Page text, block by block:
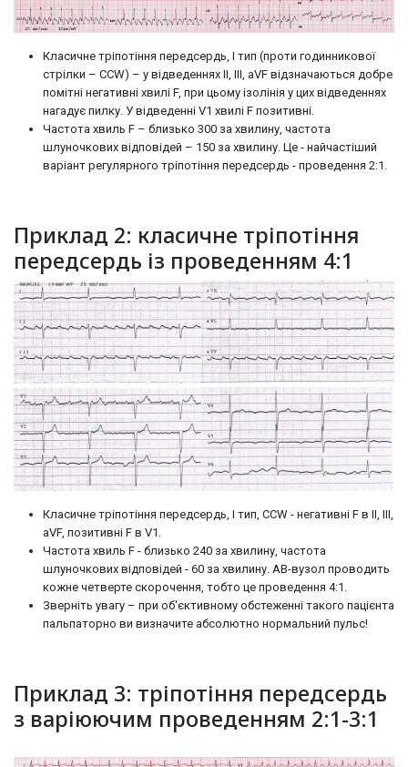
Класичне тріпотіння передсердь, I тип (проти годинникової
стрілки – CCW) – у відведеннях II, III, aVF відзначаються добре
помітні негативні хвилі F, при цьому ізолінія у цих відведеннях
нагадує пилку. У відведенні V1 хвилі F позитивні.
Частота хвиль F – близько 300 за хвилину, частота
шлуночкових відповідей – 150 за хвилину. Це - найчастіший
варіант регулярного тріпотіння передсердь - проведення 2:1.
Приклад 2: класичне тріпотіння
передсердь із проведенням 4:1
Класичне тріпотіння передсердь, I тип, CCW - негативні F в II, III,
aVF, позитивні F в V1.
Частота хвиль F - близько 240 за хвилину, частота
шлуночкових відповідей - 60 за хвилину. АВ-вузол проводить
кожне четверте скорочення, тобто це проведення 4:1.
Зверніть увагу – при об'єктивному обстеженні такого пацієнта
пальпаторно ви визначите абсолютно нормальний пульс!
Приклад 3: тріпотіння передсердь
з варіюючим проведенням 2:1-3:1